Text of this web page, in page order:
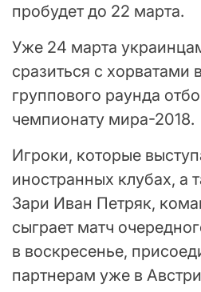
пробудет до 22 марта.
Уже 24 марта
сразиться с хорватами
группового раунда
чемпионату мира-2018.
Игроки, которые
иностранных клубах, а
Зари Иван Петряк,
сыграет матч
в воскресенье,
партнерам уже в